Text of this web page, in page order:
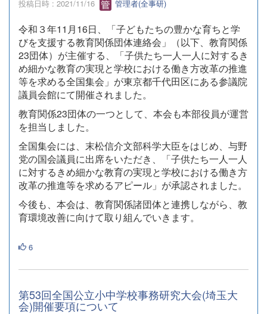
投稿日時 : 2021/11/16 管理者(全事研)
令和３年11月16日、「子どもたちの豊かな育ちと学
びを支援する教育関係団体連絡会」（以下、教育関係
23団体）が主催する、「子供たち一人一人に対するき
め細かな教育の実現と学校における働き方改革の推進
等を求める全国集会」が東京都千代田区にある参議院
議員会館にて開催されました。
教育関係23団体の一つとして、本会も本部役員が運営
を担当しました。
全国集会には、末松信介文部科学大臣をはじめ、与野
党の国会議員に出席をいただき、「子供たち一人一人
に対するきめ細かな教育の実現と学校における働き方
改革の推進等を求めるアピール」が承認されました。
今後も、本会は、教育関係諸団体と連携しながら、教
育環境改善に向けて取り組んでいきます。
6
第53回全国公立小中学校事務研究大会(埼玉大
会)開催要項について